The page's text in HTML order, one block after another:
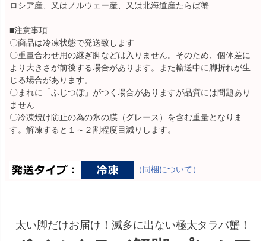
ロシア産、又はノルウェー産、又は北海道産たらば蟹
■注意事項
〇商品は冷凍状態で発送致します
〇重量合わせ用の継ぎ脚などは入りません。そのため、個体差に
より大きさが前後する場合があります。また輸送中に脚折れが生
じる場合があります。
〇まれに「ふじつぼ」がつく場合がありますが品質には問題あり
ません
〇冷凍焼け防止の為の氷の膜（グレース）を含む重量となりま
す。解凍すると１～２割程度目減りします。
（同梱について）
太い脚だけお届け！滅多に出ない極太タラバ蟹！